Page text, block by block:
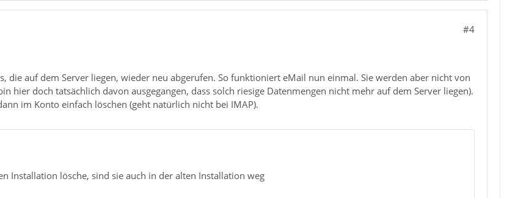
#4
die auf dem Server liegen, wieder neu abgerufen. So funktioniert eMail nun einmal. Sie werden aber nicht von
hier doch tatsächlich davon ausgegangen, dass solch riesige Datenmengen nicht mehr auf dem Server liegen).
im Konto einfach löschen (geht natürlich nicht bei IMAP).
Installation lösche, sind sie auch in der alten Installation weg